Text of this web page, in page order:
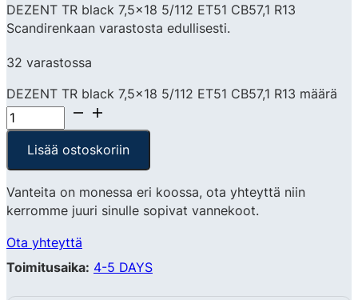
DEZENT TR black 7,5×18 5/112 ET51 CB57,1 R13
Scandirenkaan varastosta edullisesti.
32 varastossa
DEZENT TR black 7,5x18 5/112 ET51 CB57,1 R13 määrä
Lisää ostoskoriin
Vanteita on monessa eri koossa, ota yhteyttä niin
kerromme juuri sinulle sopivat vannekoot.
Ota yhteyttä
Toimitusaika: 4-5 DAYS